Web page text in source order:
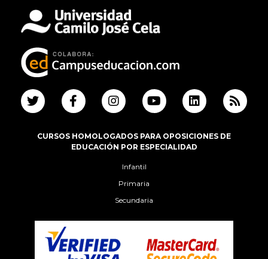
CURSOS HOMOLOGADOS PARA OPOSICIONES DE
EDUCACIÓN POR ESPECIALIDAD
Infantil
Primaria
Secundaria